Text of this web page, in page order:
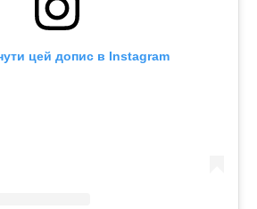
цей допис в Instagram